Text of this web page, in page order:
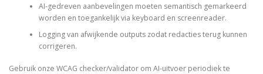
AI-gedreven aanbevelingen moeten semantisch gemarkeerd
worden en toegankelijk via keyboard en screenreader.
Logging van afwijkende outputs zodat redacties terug kunnen
corrigeren.
Gebruik onze WCAG checker/validator om AI-uitvoer periodiek te